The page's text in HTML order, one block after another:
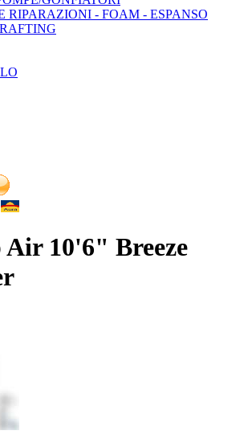
RIPARAZIONI - FOAM - ESPANSO
Air 10'6" Breeze